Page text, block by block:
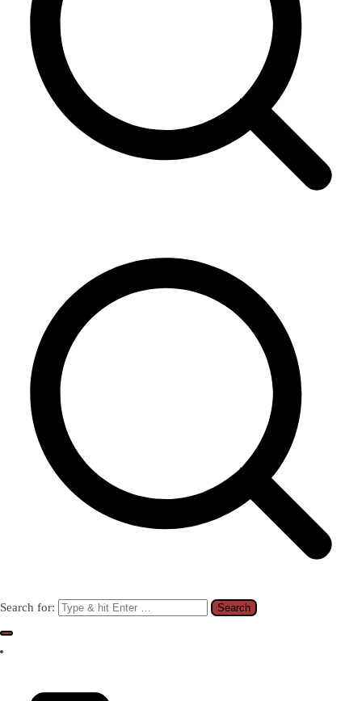
Search for: